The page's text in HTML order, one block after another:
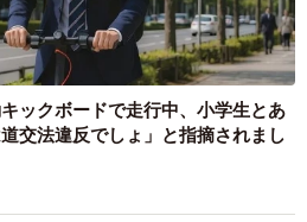
ックボードで走行中、小学生とあ
交法違反でしょ」と指摘されまし